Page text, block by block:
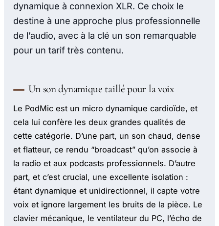
dynamique à connexion XLR. Ce choix le
destine à une approche plus professionnelle
de l’audio, avec à la clé un son remarquable
pour un tarif très contenu.
Un son dynamique taillé pour la voix
Le PodMic est un micro dynamique cardioïde, et
cela lui confère les deux grandes qualités de
cette catégorie. D’une part, un son chaud, dense
et flatteur, ce rendu “broadcast” qu’on associe à
la radio et aux podcasts professionnels. D’autre
part, et c’est crucial, une excellente isolation :
étant dynamique et unidirectionnel, il capte votre
voix et ignore largement les bruits de la pièce. Le
clavier mécanique, le ventilateur du PC, l’écho de